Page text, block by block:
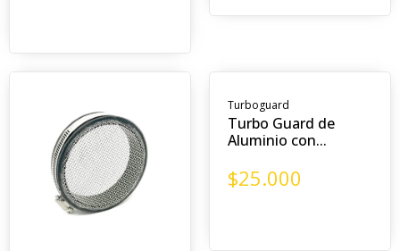
Turboguard
Turbo Guard de
Aluminio con...
$25.000